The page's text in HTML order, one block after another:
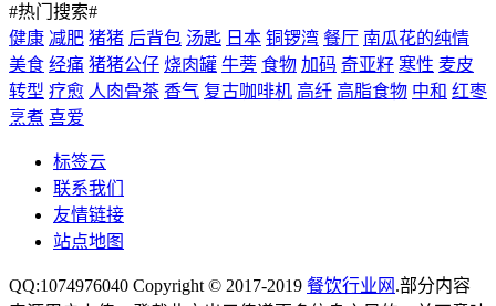
#热门搜索#
健康 减肥 猪猪 后背包 汤匙 日本 铜锣湾 餐厅 南瓜花的纯情
美食 经痛 猪猪公仔 烧肉罐 牛蒡 食物 加码 奇亚籽 寒性 麦皮
转型 疗愈 人肉骨茶 香气 复古咖啡机 高纤 高脂食物 中和 红枣
烹煮 喜爱
标签云
联系我们
友情链接
站点地图
QQ:1074976040 Copyright © 2017-2019 餐饮行业网 .部分内容